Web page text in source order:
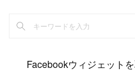
(8)
(7)
(10)
(13)
(15))
12
)
(13)
(17)
(8)
Facebookウィジェット